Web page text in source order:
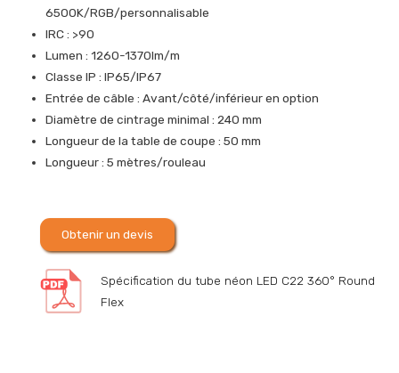
6500K/RGB/personnalisable
IRC : >90
Lumen : 1260-1370lm/m
Classe IP : IP65/IP67
Entrée de câble : Avant/côté/inférieur en option
Diamètre de cintrage minimal : 240 mm
Longueur de la table de coupe : 50 mm
Longueur : 5 mètres/rouleau
Obtenir un devis
Spécification du tube néon LED C22 360° Round
Flex